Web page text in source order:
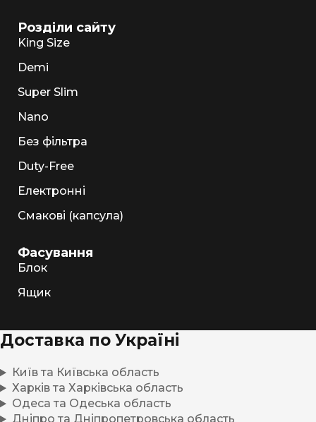
Розділи сайту
King Size
Demi
Super Slim
Nano
Без фільтра
Duty-Free
Електронні
Смакові (капсула)
Фасування
Блок
Ящик
Доставка по Україні
Київ та Київська область
Харків та Харківська область
Одеса та Одеська область
Дніпро та Дніпропетровська область